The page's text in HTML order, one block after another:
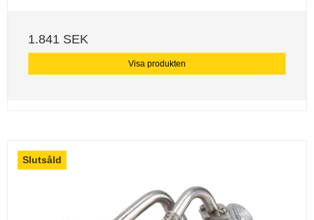
1.841 SEK
Visa produkten
Slutsåld